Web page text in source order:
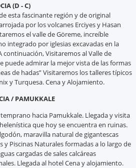
(D - C)
esta fascinante región y de original
por los volcanes Erciyes y Hasan
el valle de Göreme, increíble
integrado por iglesias excavadas en la
continuación, Visitaremos al Valle de
puede admirar la mejor vista de las formas
de hadas” Visitaremos los talleres típicos
y Turquesa. Cena y Alojamiento.
/ PAMUKKALE
hacia Pamukkale. Llegada y visita
que hoy se encuentra en ruinas.
maravilla natural de gigantescas
y Piscinas Naturales formadas a lo largo de
cargadas de sales calcáreas
Llegada al hotel Cena y alojamiento.